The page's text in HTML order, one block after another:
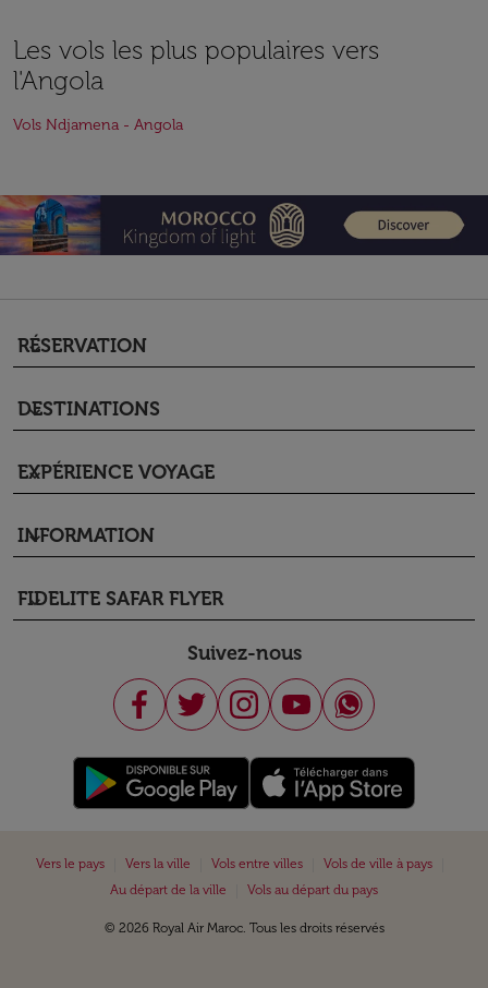
Les vols les plus populaires vers
l'Angola
Vols Ndjamena - Angola
RÉSERVATION
keyboard_arrow_down
DESTINATIONS
keyboard_arrow_down
EXPÉRIENCE VOYAGE
keyboard_arrow_down
INFORMATION
keyboard_arrow_down
FIDELITE SAFAR FLYER
keyboard_arrow_down
Suivez-nous
Vers le pays Vers la ville Vols entre villes Vols de ville à pays
Au départ de la ville
Vols au départ du pays
© 2026 Royal Air Maroc. Tous les droits réservés